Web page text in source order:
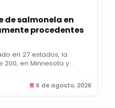
de salmonela en
procedentes
en 27 estados, la
en Minnesota y
6 de agosto, 2026